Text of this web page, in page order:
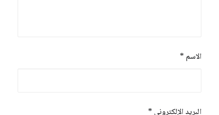
الاسم*
البريد الإلكتروني*